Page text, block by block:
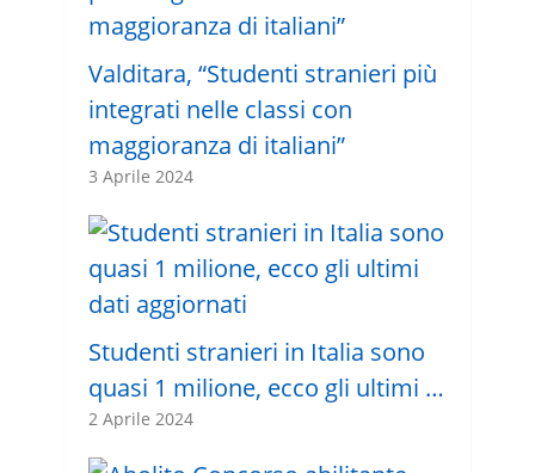
Valditara, “Studenti stranieri più
integrati nelle classi con
maggioranza di italiani”
3 Aprile 2024
Studenti stranieri in Italia sono
quasi 1 milione, ecco gli ultimi …
2 Aprile 2024